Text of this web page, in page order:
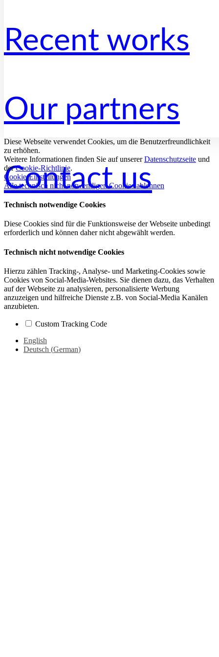
Recent works
Our partners
Contact us
Diese Webseite verwendet Cookies, um die Benutzerfreundlichkeit
zu erhöhen.
Weitere Informationen finden Sie auf unsererDatenschutzseite und
derCookie-Richtlinie.
Cookie-Einstellungen
Alle technisch nicht notwendigen Cookies ablehnen
Technisch notwendige Cookies
Diese Cookies sind für die Funktionsweise der Webseite unbedingt
erforderlich und können daher nicht abgewählt werden.
Technisch nicht notwendige Cookies
Hierzu zählen Tracking-, Analyse- und Marketing-Cookies sowie
Cookies von Social-Media-Websites. Sie dienen dazu, das Verhalten
auf der Webseite zu analysieren, personalisierte Werbung
anzuzeigen und hilfreiche Dienste z.B. von Social-Media Kanälen
anzubieten.
Custom Tracking Code
English
Deutsch (German)